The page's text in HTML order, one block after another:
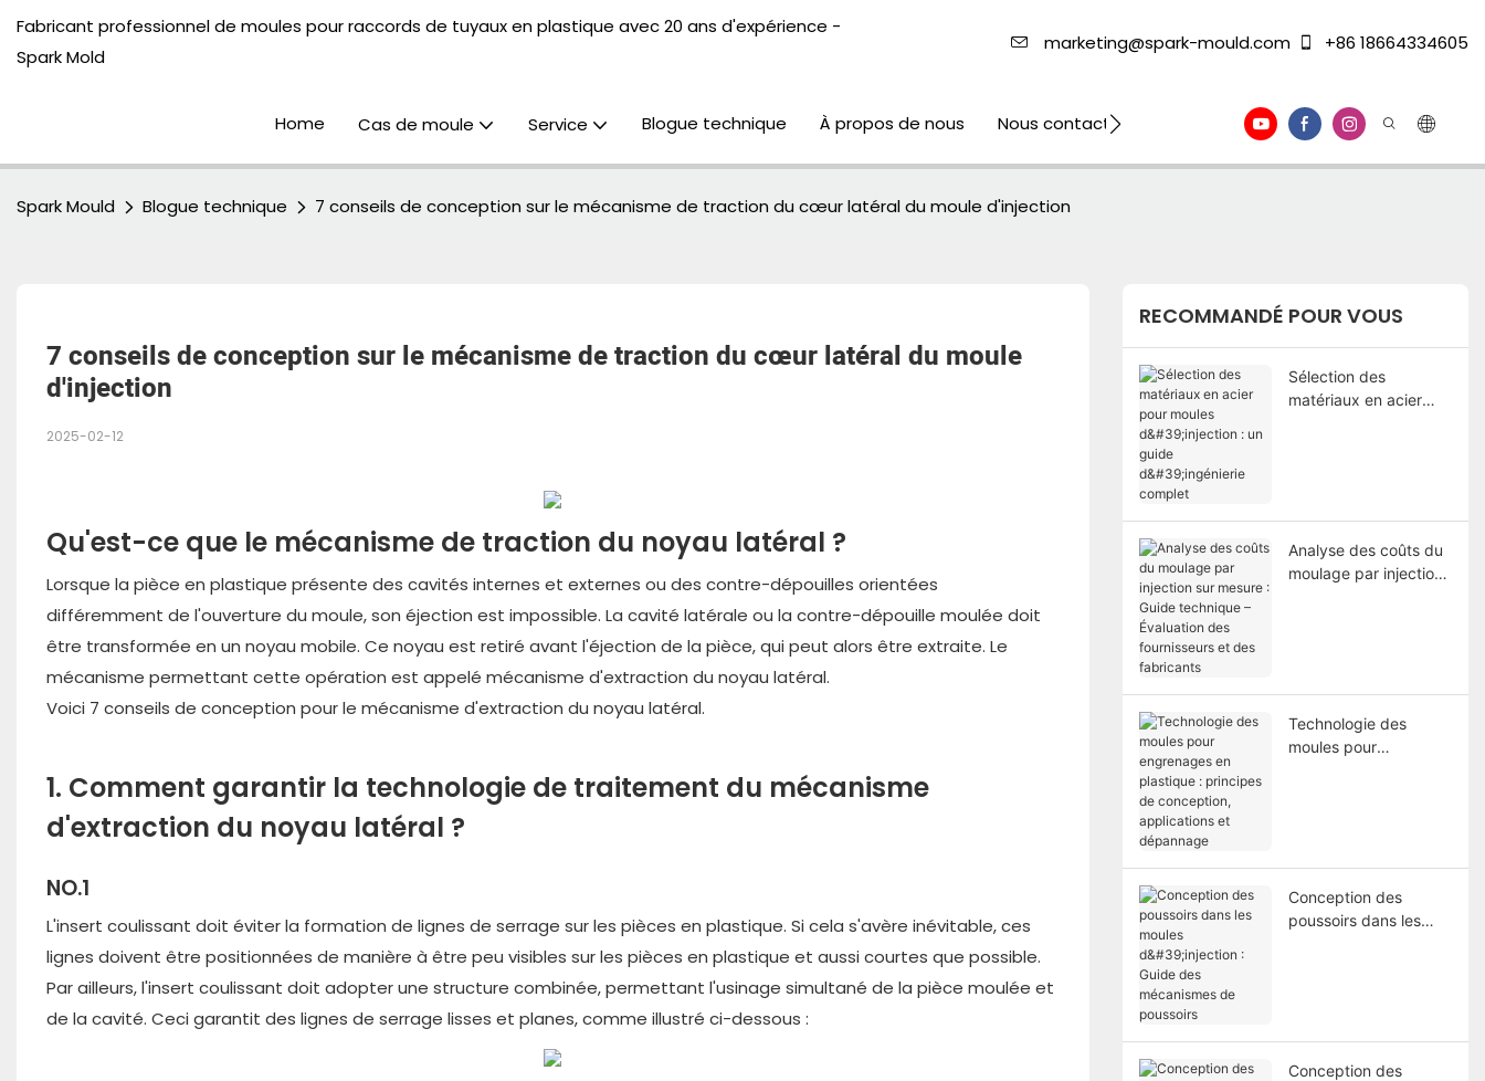
Fabricant professionnel de moules pour raccords de tuyaux en plastique avec 20 ans d'expérience -
Spark Mold
marketing@spark-mould.com +86 18664334605
Home Cas de moule Service Blogue technique À propos de nous Nous contacter
Spark Mould Blogue technique 7 conseils de conception sur le mécanisme de traction du cœur latéral du moule d'injection
7 conseils de conception sur le mécanisme de traction du cœur latéral du moule
d'injection
2025-02-12
Qu'est-ce que le mécanisme de traction du noyau latéral ?
Lorsque la pièce en plastique présente des cavités internes et externes ou des contre-dépouilles orientées
différemment de l'ouverture du moule, son éjection est impossible. La cavité latérale ou la contre-dépouille moulée doit
être transformée en un noyau mobile. Ce noyau est retiré avant l'éjection de la pièce, qui peut alors être extraite. Le
mécanisme permettant cette opération est appelé mécanisme d'extraction du noyau latéral.
Voici 7 conseils de conception pour le mécanisme d'extraction du noyau latéral.
1. Comment garantir la technologie de traitement du mécanisme
d'extraction du noyau latéral ?
NO.1
L'insert coulissant doit éviter la formation de lignes de serrage sur les pièces en plastique. Si cela s'avère inévitable, ces
lignes doivent être positionnées de manière à être peu visibles sur les pièces en plastique et aussi courtes que possible.
Par ailleurs, l'insert coulissant doit adopter une structure combinée, permettant l'usinage simultané de la pièce moulée et
de la cavité. Ceci garantit des lignes de serrage lisses et planes, comme illustré ci-dessous :
RECOMMANDÉ POUR VOUS
Sélection des
matériaux en acier
Analyse des coûts du
moulage par injection
Technologie des
moules pour
Conception des
poussoirs dans les
Conception des